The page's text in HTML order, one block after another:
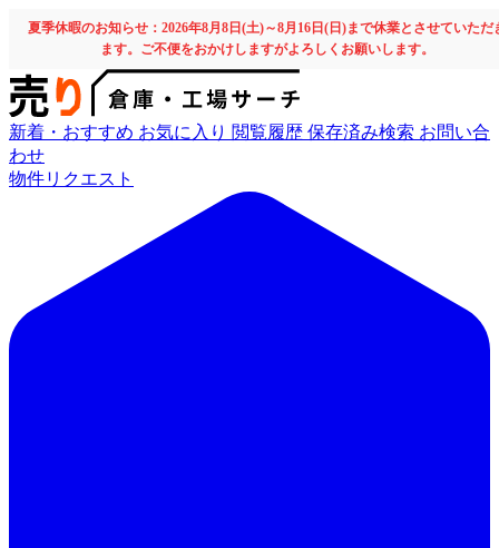
夏季休暇のお知らせ：2026年8月8日(土)～8月16日(日)まで休業とさせていただ
ます。ご不便をおかけしますがよろしくお願いします。
新着・おすすめ お気に入り 閲覧履歴 保存済み検索 お問い合
わせ
物件リクエスト